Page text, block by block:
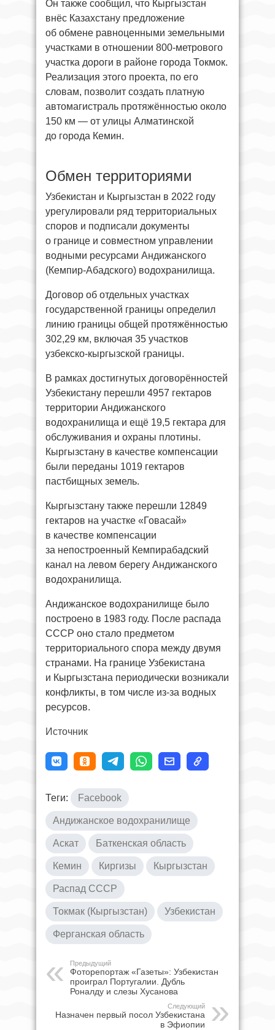
Он также сообщил, что Кыргызстан
внёс Казахстану предложение
об обмене равноценными земельными
участками в отношении 800-метрового
участка дороги в районе города Токмок.
Реализация этого проекта, по его
словам, позволит создать платную
автомагистраль протяжённостью около
150 км — от улицы Алматинской
до города Кемин.
Обмен территориями
Узбекистан и Кыргызстан в 2022 году
урегулировали ряд территориальных
споров и подписали документы
о границе и совместном управлении
водными ресурсами Андижанского
(Кемпир-Абадского) водохранилища.
Договор об отдельных участках
государственной границы определил
линию границы общей протяжённостью
302,29 км, включая 35 участков
узбекско-кыргызской границы.
В рамках достигнутых договорённостей
Узбекистану перешли 4957 гектаров
территории Андижанского
водохранилища и ещё 19,5 гектара для
обслуживания и охраны плотины.
Кыргызстану в качестве компенсации
были переданы 1019 гектаров
пастбищных земель.
Кыргызстану также перешли 12849
гектаров на участке «Говасай»
в качестве компенсации
за непостроенный Кемпирабадский
канал на левом берегу Андижанского
водохранилища.
Андижанское водохранилище было
построено в 1983 году. После распада
СССР оно стало предметом
территориального спора между двумя
странами. На границе Узбекистана
и Кыргызстана периодически возникали
конфликты, в том числе из-за водных
ресурсов.
Источник
Теги: Facebook
Андижанское водохранилище
Аскат Баткенская область
Кемин Киргизы Кыргызстан
Распад СССР
Токмак (Кыргызстан) Узбекистан
Ферганская область
Предыдущий
Фоторепортаж «Газеты»: Узбекистан
проиграл Португалии. Дубль
Роналду и слезы Хусанова
Следующий
Назначен первый посол Узбекистана
в Эфиопии